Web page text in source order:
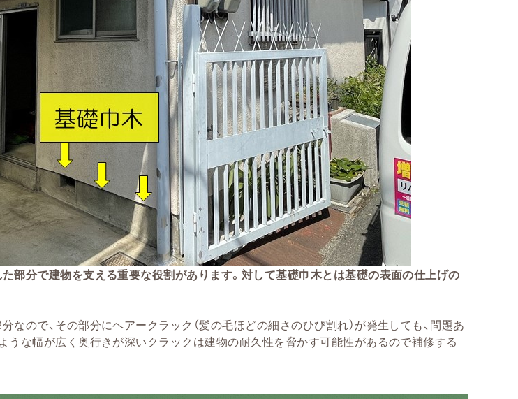
部分で建物を支える重要な役割があります。対して基礎巾木とは基礎の表面の仕上げの
なので、その部分にヘアークラック（髪の毛ほどの細さのひび割れ）が発生しても、問題あ
うな幅が広く奥行きが深いクラックは建物の耐久性を脅かす可能性があるので補修する